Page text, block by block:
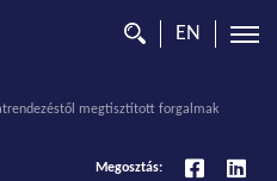
EN
megtisztított forgalmak
Megosztás: